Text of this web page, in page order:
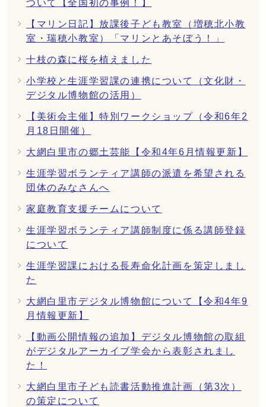
ついて【全国初の事例！】
【マリン日記】放課後子ども教室（増穂北小教
室・瑞穂小教室）「マリンとあそぼう！」
十枝の森に桜を植えました
小学校と生涯学習課の連携について（文化財・
デジタル博物館の活用）
【美術会主催】特別ワークショップ（令和6年2
月18日開催）
大網白里市の郷土芸能【令和4年6月情報更新】
生涯学習ボランティア講師の派遣を希望される
団体のみなさんへ
家庭教育支援チームについて
生涯学習ボランティア講師制度に係る講師登録
について
生涯学習課における長寿命化計画を策定しまし
た
大網白里市デジタル博物館について【令和4年9
月情報更新】
【動画公開情報の追加】デジタル博物館の取組
がデジタルアーカイブ学会から表彰されまし
た！
大網白里市子ども読書活動推進計画（第3次）
の策定について